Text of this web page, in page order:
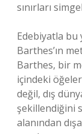
sınırları
Edebiyatla bu
Barthes’ın
Barthes, bir
içindeki
değil, dış
şekillendiğini
alanından